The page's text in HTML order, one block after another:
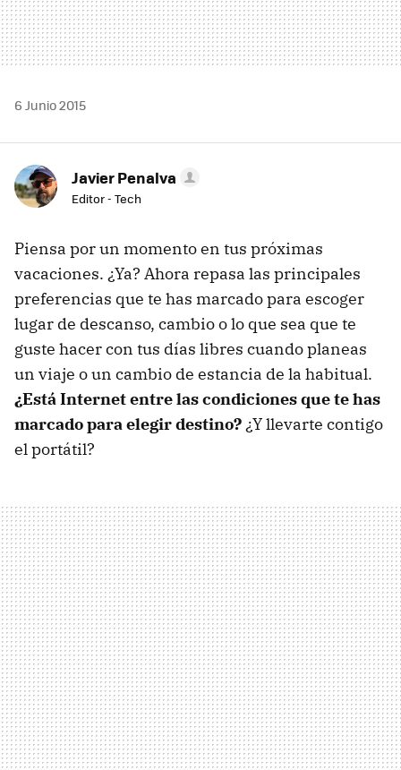
6 Junio 2015
Javier Penalva
Editor - Tech
Piensa por un momento en tus próximas
vacaciones. ¿Ya? Ahora repasa las principales
preferencias que te has marcado para escoger
lugar de descanso, cambio o lo que sea que te
guste hacer con tus días libres cuando planeas
un viaje o un cambio de estancia de la habitual.
¿Está Internet entre las condiciones que te has
marcado para elegir destino?¿Y llevarte contigo
el portátil?